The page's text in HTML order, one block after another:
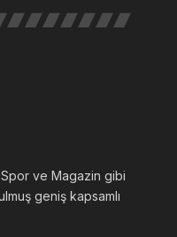
ve Magazin gibi
geniş kapsamlı